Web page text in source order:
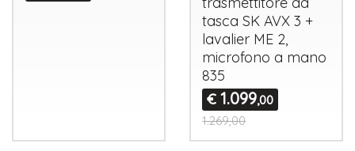
tasca SKAVX 3 +
lavalier ME 2,
microfono a mano
835
€ 1.099,00
1.269,00